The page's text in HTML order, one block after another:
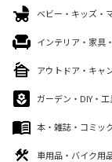
ベビー・キッズ・
インテリア・家具
アウトドア・キャ
ガーデン・DIY・工
本・雑誌・コミッ
車用品・バイク用